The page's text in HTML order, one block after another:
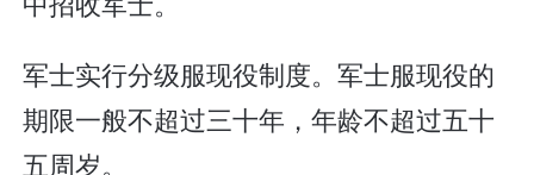
军士实行分级服现役制度。军士服现役的
期限一般不超过三十年，年龄不超过五十
五周岁。